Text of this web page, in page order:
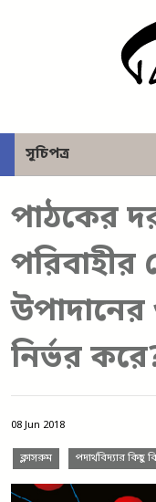
সূচিপত্র
পাঠকের
পরিবাহীর
নির্ভর
08 Jun 2018
ক্লাসরুম পদার্থবিদ্যার কিছু